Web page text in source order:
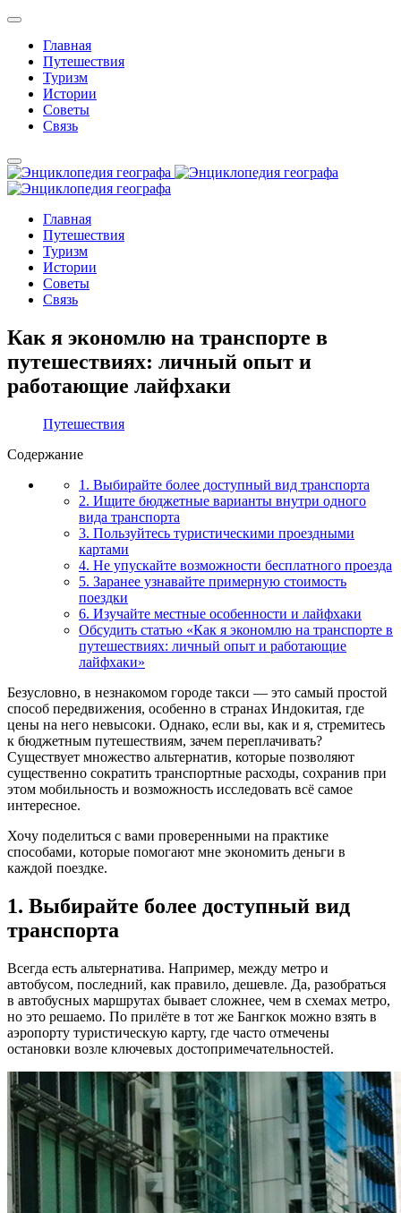
Главная
Путешествия
Туризм
Истории
Советы
Связь
Главная
Путешествия
Туризм
Истории
Советы
Связь
Как я экономлю на транспорте в
путешествиях: личный опыт и
работающие лайфхаки
Путешествия
Содержание
1. Выбирайте более доступный вид транспорта
2. Ищите бюджетные варианты внутри одного
вида транспорта
3. Пользуйтесь туристическими проездными
картами
4. Не упускайте возможности бесплатного проезда
5. Заранее узнавайте примерную стоимость
поездки
6. Изучайте местные особенности и лайфхаки
Обсудить статью «Как я экономлю на транспорте в
путешествиях: личный опыт и работающие
лайфхаки»
Безусловно, в незнакомом городе такси — это самый простой
способ передвижения, особенно в странах Индокитая, где
цены на него невысоки. Однако, если вы, как и я, стремитесь
к бюджетным путешествиям, зачем переплачивать?
Существует множество альтернатив, которые позволяют
существенно сократить транспортные расходы, сохранив при
этом мобильность и возможность исследовать всё самое
интересное.
Хочу поделиться с вами проверенными на практике
способами, которые помогают мне экономить деньги в
каждой поездке.
1. Выбирайте более доступный вид
транспорта
Всегда есть альтернатива. Например, между метро и
автобусом, последний, как правило, дешевле. Да, разобраться
в автобусных маршрутах бывает сложнее, чем в схемах метро,
но это решаемо. По прилёте в тот же Бангкок можно взять в
аэропорту туристическую карту, где часто отмечены
остановки возле ключевых достопримечательностей.